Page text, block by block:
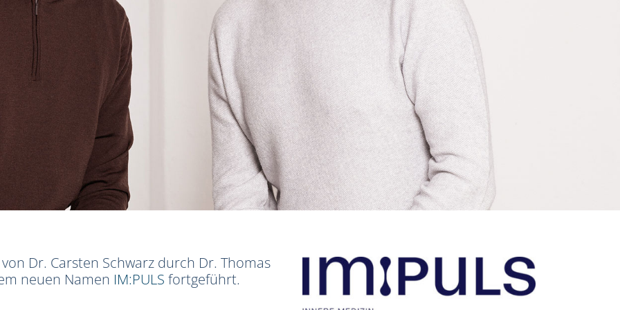
Dr. Carsten Schwarz durch Dr. Thomas
neuen Namen IM:PULS fortgeführt.